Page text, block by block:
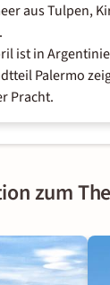
aus Tulpen,
ist in
Palermo
Pracht.
zum